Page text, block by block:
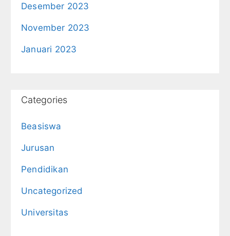
Desember 2023
November 2023
Januari 2023
Categories
Beasiswa
Jurusan
Pendidikan
Uncategorized
Universitas